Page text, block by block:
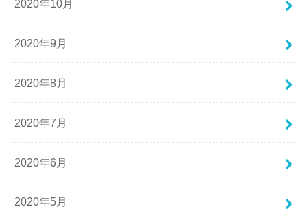
2020年10月
2020年9月
2020年8月
2020年7月
2020年6月
2020年5月